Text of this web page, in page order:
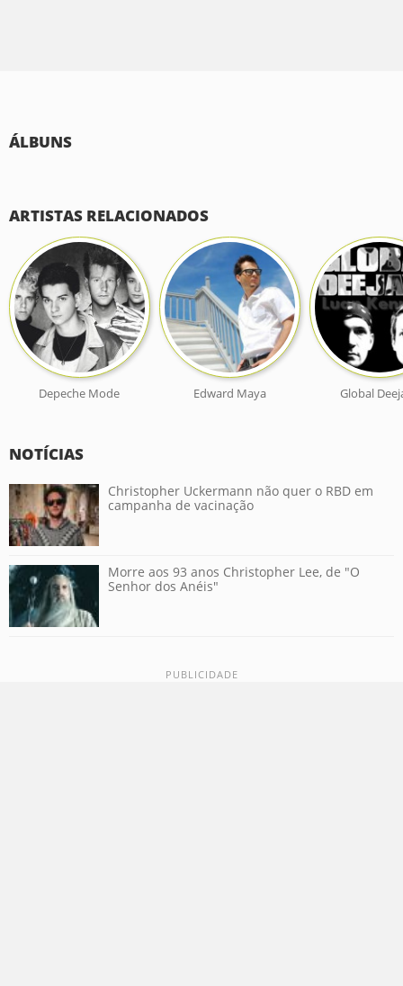
ÁLBUNS
ARTISTAS RELACIONADOS
Depeche Mode Edward Maya Global
NOTÍCIAS
Christopher Uckermann não quer o RBD em
campanha de vacinação
Morre aos 93 anos Christopher Lee, de "O
Senhor dos Anéis"